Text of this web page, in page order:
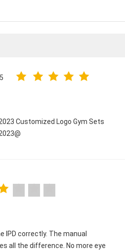
Customized Logo Gym Sets
IPD correctly. The manual
all the difference. No more eye